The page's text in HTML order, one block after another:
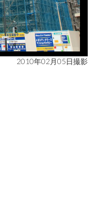
2010年02月05日撮影